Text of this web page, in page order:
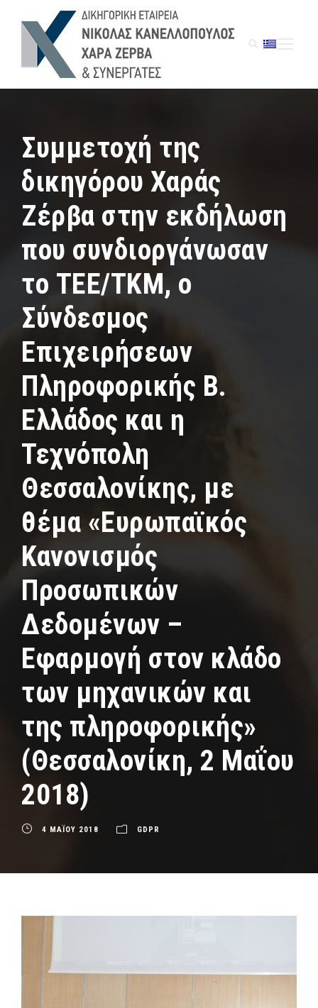
Συμμετοχή της
δικηγόρου Χαράς
Ζέρβα στην εκδήλωση
που συνδιοργάνωσαν
το ΤΕΕ/ΤΚΜ, ο
Σύνδεσμος
Επιχειρήσεων
Πληροφορικής Β.
Ελλάδος και η
Τεχνόπολη
Θεσσαλονίκης, με
θέμα «Ευρωπαϊκός
Κανονισμός
Προσωπικών
Δεδομένων –
Εφαρμογή στον κλάδο
των μηχανικών και
της πληροφορικής»
(Θεσσαλονίκη, 2 Μαΐου
2018)
4 ΜΑΪΟΥ 2018 GDPR